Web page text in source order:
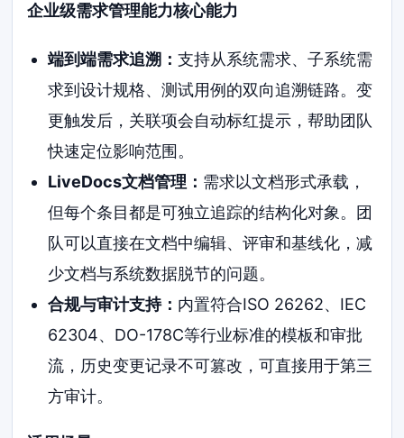
企业级需求管理能力核心能力
端到端需求追溯： 支持从系统需求、子系统需
求到设计规格、测试用例的双向追溯链路。变
更触发后，关联项会自动标红提示，帮助团队
快速定位影响范围。
LiveDocs文档管理： 需求以文档形式承载，
但每个条目都是可独立追踪的结构化对象。团
队可以直接在文档中编辑、评审和基线化，减
少文档与系统数据脱节的问题。
合规与审计支持： 内置符合ISO 26262、IEC
62304、DO-178C等行业标准的模板和审批
流，历史变更记录不可篡改，可直接用于第三
方审计。